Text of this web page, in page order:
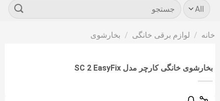
جستجو
برای:
خانه / لوازم برقی خانگی / بخارشوی
بخارشوی خانگی کارچر مدل SC 2 EasyFix